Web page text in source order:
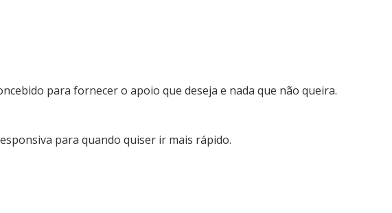
para fornecer o apoio que deseja e nada que não queira.
para quando quiser ir mais rápido.